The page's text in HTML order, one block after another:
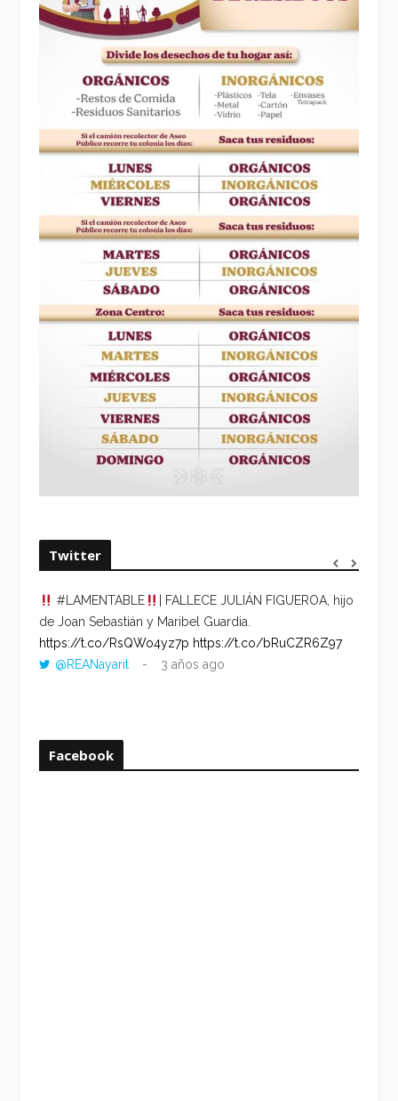
Twitter
#LAMENTABLE
| FALLECE JULIÁN FIGUEROA, hijo
de Joan Sebastián y Maribel Guardia.
https://t.co/RsQWo4yz7p https://t.co/bRuCZR6Z97
@REANayarit
3 años ago
Facebook